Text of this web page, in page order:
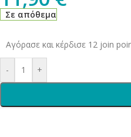
Σε απόθεμα
Αγόρασε και κέρδισε 12 join
- +